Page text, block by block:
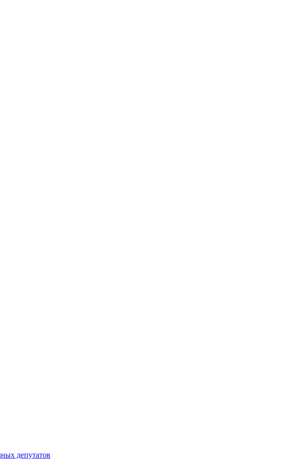
депутатов